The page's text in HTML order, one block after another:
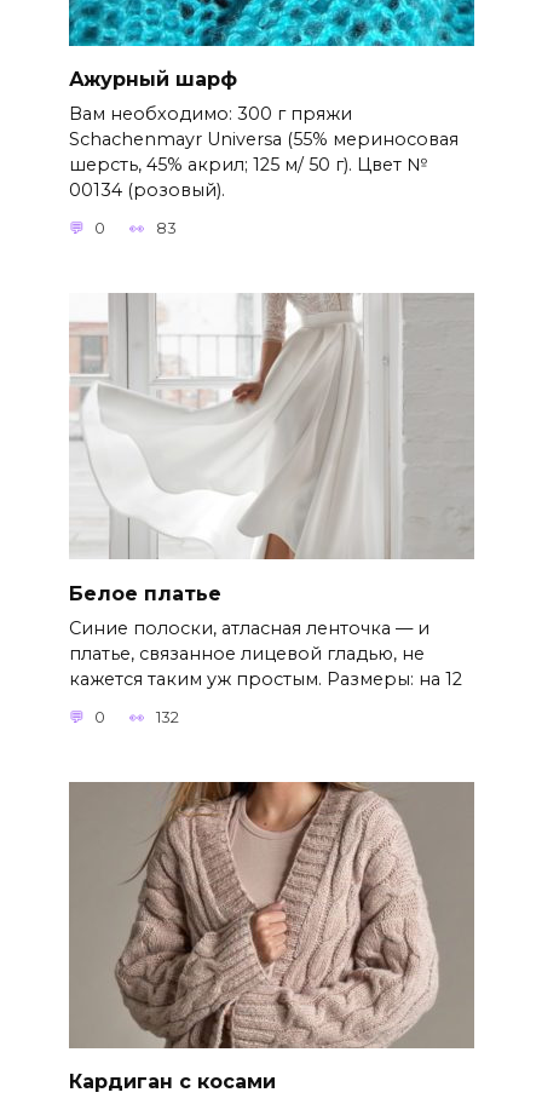
Ажурный шарф
Вам необходимо: 300 г пряжи
Schachenmayr Universa (55% мериносовая
шерсть, 45% акрил; 125 м/ 50 г). Цвет №
00134 (розовый).
0 83
Белое платье
Синие полоски, атласная ленточка — и
платье, связанное лицевой гладью, не
кажется таким уж простым. Размеры: на 12
0 132
Кардиган с косами